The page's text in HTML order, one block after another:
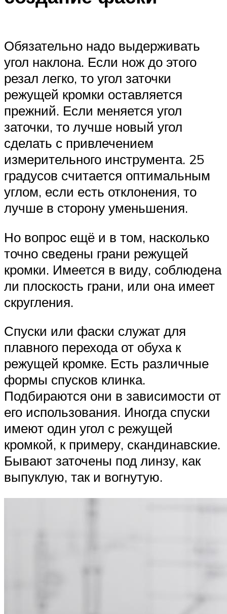
Обязательно надо выдерживать
угол наклона. Если нож до этого
резал легко, то угол заточки
режущей кромки оставляется
прежний. Если меняется угол
заточки, то лучше новый угол
сделать с привлечением
измерительного инструмента. 25
градусов считается оптимальным
углом, если есть отклонения, то
лучше в сторону уменьшения.
Но вопрос ещё и в том, насколько
точно сведены грани режущей
кромки. Имеется в виду, соблюдена
ли плоскость грани, или она имеет
скругления.
Спуски или фаски служат для
плавного перехода от обуха к
режущей кромке. Есть различные
формы спусков клинка.
Подбираются они в зависимости от
его использования. Иногда спуски
имеют один угол с режущей
кромкой, к примеру, скандинавские.
Бывают заточены под линзу, как
выпуклую, так и вогнутую.